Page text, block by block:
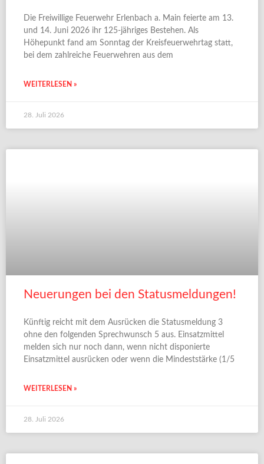
Die Freiwillige Feuerwehr Erlenbach a. Main feierte am 13.
und 14. Juni 2026 ihr 125-jähriges Bestehen. Als
Höhepunkt fand am Sonntag der Kreisfeuerwehrtag statt,
bei dem zahlreiche Feuerwehren aus dem
WEITERLESEN »
28. Juli 2026
Neuerungen bei den Statusmeldungen!
Künftig reicht mit dem Ausrücken die Statusmeldung 3
ohne den folgenden Sprechwunsch 5 aus. Einsatzmittel
melden sich nur noch dann, wenn nicht disponierte
Einsatzmittel ausrücken oder wenn die Mindeststärke (1/5
WEITERLESEN »
28. Juli 2026